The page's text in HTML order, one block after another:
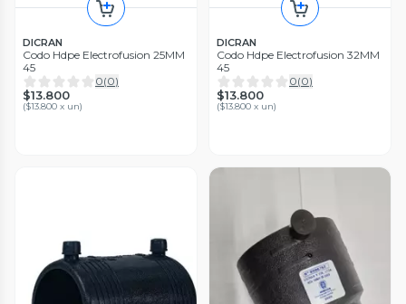
DICRAN
Codo Hdpe Electrofusion 25MM
45
0(0)
$13.800
($13.800 x un)
DICRAN
Codo Hdpe Electrofusion 32MM
45
0(0)
$13.800
($13.800 x un)